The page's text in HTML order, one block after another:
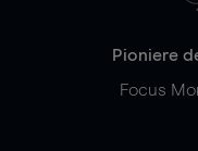
Pioniere
Focus